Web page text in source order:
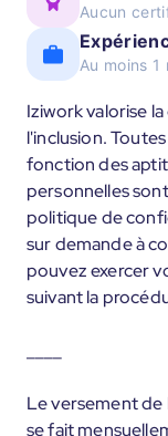
Aucun
Au moins 1
Iziwork valorise
l'inclusion.
fonction des
personnelles
politique de
sur demande à
pouvez exercer
suivant la
Le versement
se fait